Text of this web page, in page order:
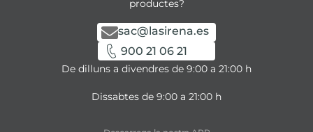
productes?
sac@lasirena.es
900 21 06 21
De dilluns a divendres de 9:00 a 21:00 h
Dissabtes de 9:00 a 21:00 h